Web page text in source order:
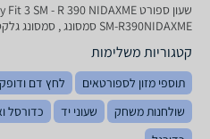
SM-R390NIDAXME סמסונג , סמסונג גלקסי Fit3 SM-R390NIDAXME
קטגוריות משלימות
תוספי מזון לספורטאים לחץ דם ודופק
שולחנות משחק
שעוני יד כדורסל